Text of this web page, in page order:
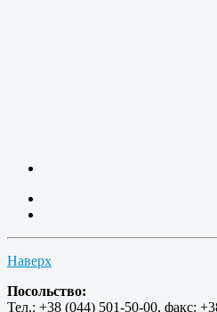
Наверх
Посольство:
Тел.: +38 (044) 501-50-00, факс: